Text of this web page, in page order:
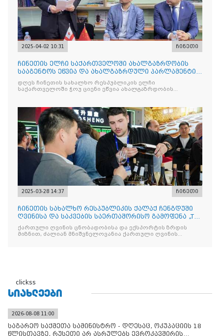
2025-04-02 10:31 ჩინეთი
ჩინეთის ელჩი საქართველოში ახალგაზრდობის
სააგენტოს ეწვია და ახალგაზრდული პარლამენტის
სტუდენტებს შეხვდ
დღეს ჩინეთის სახალხო რესპუბლიკის ელჩი
საქართველოში ჭოუ ციენი ეწვია ახალგაზრდობის
2025-03-28 14:37 ჩინეთი
ჩინეთის სახალხო რესპუბლიკის ქალაქ ჩენგდუში
ღვინისა და საკვების საერთაშორისო გამოფენა „The
China Food
ქართული ღვინის ცნობადობისა და ექსპორტის ზრდის
მიზნით, ძალიან მნიშვნელოვანია ქართული ღვინის
clickss
ᲡᲘᲐᲮᲚᲔᲔᲑᲘ
2026-08-08 11:00
საგარეო საქმეთა სამინისტრო - დღესაც, ოკუპაციის 18
წლისთავზე, რუსეთი არ ასრულებს ევროკავშირის